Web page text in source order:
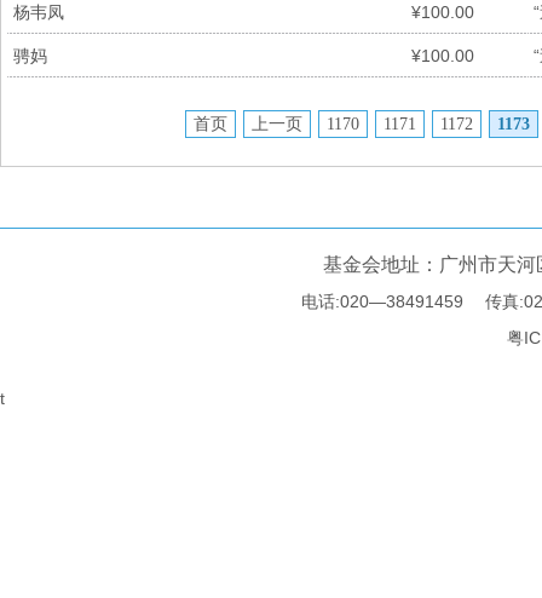
杨韦凤 ¥100.00
骋妈 ¥100.00
首页 上一页 1170 1171 1172 1173
基金会地址：广州市天
电话:020—38491459 传真
粤
t